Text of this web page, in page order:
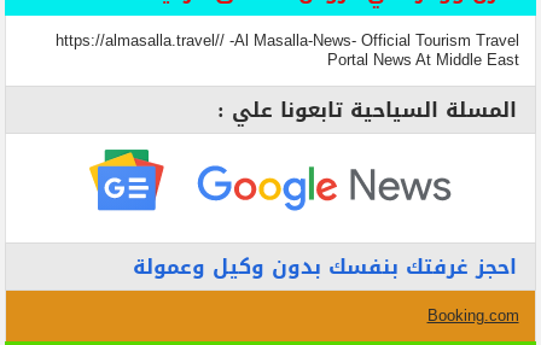
https://almasalla.travel// -Al Masalla-News- Official Tourism Travel
Portal News At Middle East
المسلة السياحية تابعونا علي :
احجز غرفتك بنفسك بدون وكيل وعمولة
Booking.com